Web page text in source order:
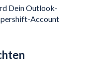
Dein Outlook-
Account